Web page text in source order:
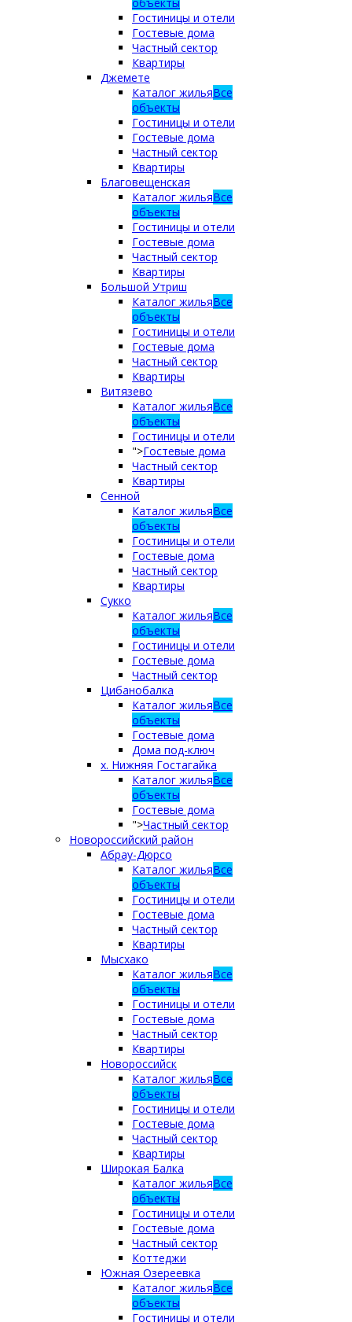
Гостиницы и отели
Гостевые дома
Частный сектор
Квартиры
Джемете
Каталог жильяВсе
объекты
Гостиницы и отели
Гостевые дома
Частный сектор
Квартиры
Благовещенская
Каталог жильяВсе
объекты
Гостиницы и отели
Гостевые дома
Частный сектор
Квартиры
Большой Утриш
Каталог жильяВсе
объекты
Гостиницы и отели
Гостевые дома
Частный сектор
Квартиры
Витязево
Каталог жильяВсе
объекты
Гостиницы и отели
">Гостевые дома
Частный сектор
Квартиры
Сенной
Каталог жильяВсе
объекты
Гостиницы и отели
Гостевые дома
Частный сектор
Квартиры
Сукко
Каталог жильяВсе
объекты
Гостиницы и отели
Гостевые дома
Частный сектор
Цибанобалка
Каталог жильяВсе
объекты
Гостевые дома
Дома под-ключ
х. Нижняя Гостагайка
Каталог жильяВсе
объекты
Гостевые дома
">Частный сектор
Новороссийский район
Абрау-Дюрсо
Каталог жильяВсе
объекты
Гостиницы и отели
Гостевые дома
Частный сектор
Квартиры
Мысхако
Каталог жильяВсе
объекты
Гостиницы и отели
Гостевые дома
Частный сектор
Квартиры
Новороссийск
Каталог жильяВсе
объекты
Гостиницы и отели
Гостевые дома
Частный сектор
Квартиры
Широкая Балка
Каталог жильяВсе
объекты
Гостиницы и отели
Гостевые дома
Частный сектор
Коттеджи
Южная Озереевка
Каталог жильяВсе
объекты
Гостиницы и отели